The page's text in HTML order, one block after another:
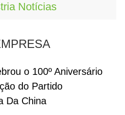
Notícias
o 100º Aniversário
do Partido
Da China